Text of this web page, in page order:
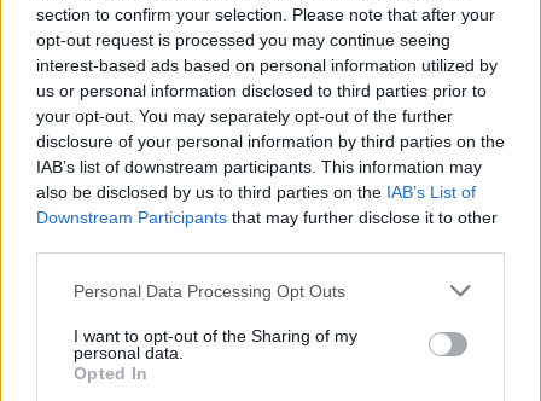
section to confirm your selection. Please note that after your
opt-out request is processed you may continue seeing
interest-based ads based on personal information utilized by
us or personal information disclosed to third parties prior to
your opt-out. You may separately opt-out of the further
disclosure of your personal information by third parties on the
IAB’s list of downstream participants. This information may
also be disclosed by us to third parties on the IAB’s List of
Downstream Participants that may further disclose it to other
Please note that this website/app uses one or more Google
not limited to your visit or usage behaviour. You may click to
grant or deny consent to Google and its third-party tags to
use your data for below specified purposes in below Google
Personal Data Processing Opt Outs
I want to opt-out of the Sharing of my
personal data.
Opted In
Tetszett? Oszd meg az ismerőseiddel is!
Olvasta már?: